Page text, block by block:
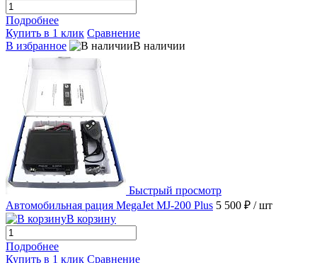
Подробнее
Купить в 1 клик Сравнение
В избранное
В наличии
Быстрый просмотр
Автомобильная рация MegaJet MJ-200 Plus 5 500 ₽ / шт
В корзину
Подробнее
Купить в 1 клик Сравнение